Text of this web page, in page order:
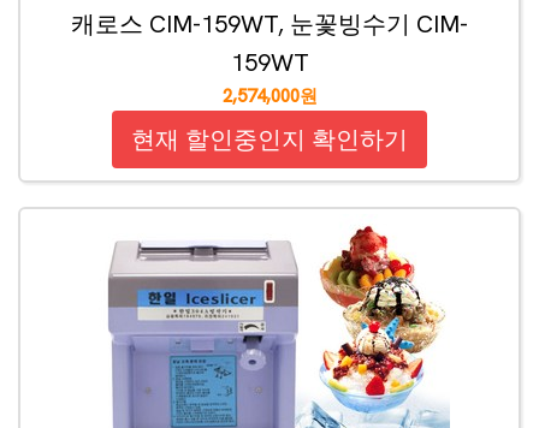
캐로스 CIM-159WT, 눈꽃빙수기 CIM-
159WT
2,574,000원
현재 할인중인지 확인하기